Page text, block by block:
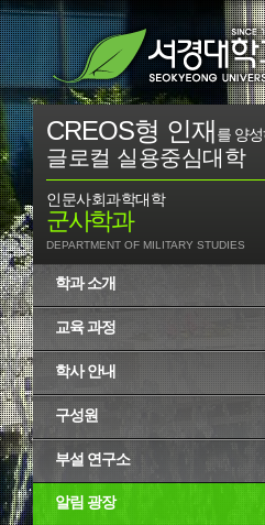
CREOS형 인재 를 양
글로컬 실용중심대학
인문사회과학대학
군사학과
DEPARTMENT OF MILITARY STUDIES
학과 소개
교육 과정
학사 안내
구성원
부설 연구소
알림 광장